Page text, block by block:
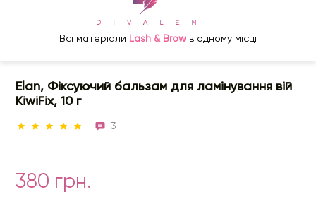
Всі матеріали Lash & Brow в одному місці
Elan, Фіксуючий бальзам для ламінування вій
KiwiFix, 10 г
3
380 грн.